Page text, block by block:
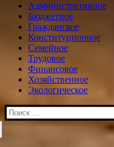
Административное
Бюджетное
Гражданское
Конституционное
Семейное
Трудовое
Финансовое
Хозяйственное
Экологическое
Искать: